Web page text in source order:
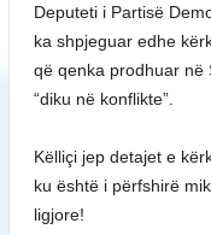
Deputeti i Partisë
ka shpjeguar edhe
që qenka prodhuar në
“diku në konflikte”.
Këlliçi jep detajet e
ku është i përfshirë
ligjore!